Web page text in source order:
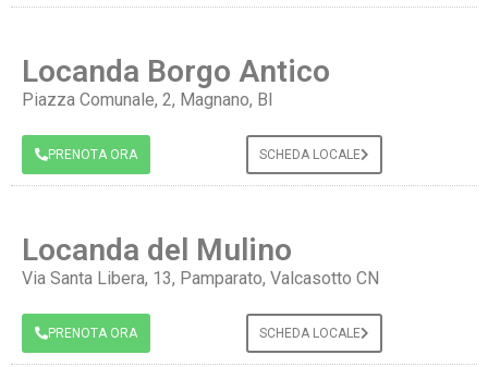
Locanda Borgo Antico
Piazza Comunale, 2, Magnano, BI
PRENOTA ORA SCHEDA LOCALE
Locanda del Mulino
Via Santa Libera, 13, Pamparato, Valcasotto CN
PRENOTA ORA SCHEDA LOCALE